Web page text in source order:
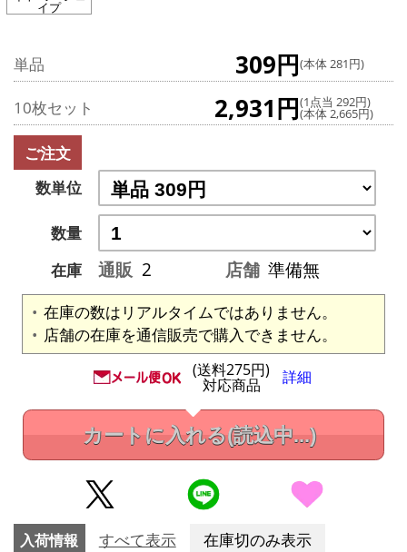
イプ
単品 309円(本体 281円)
10枚セット 2,931円(1点当 292円)
(本体 2,665円)
ご注文
数単位
数量
在庫
通販 2 店舗 準備無
在庫の数はリアルタイムではありません。
店舗の在庫を通信販売で購入できません。
(送料275円)
対応商品 詳細
カートに入れる(読込中...)
入荷情報 すべて表示 在庫切のみ表示